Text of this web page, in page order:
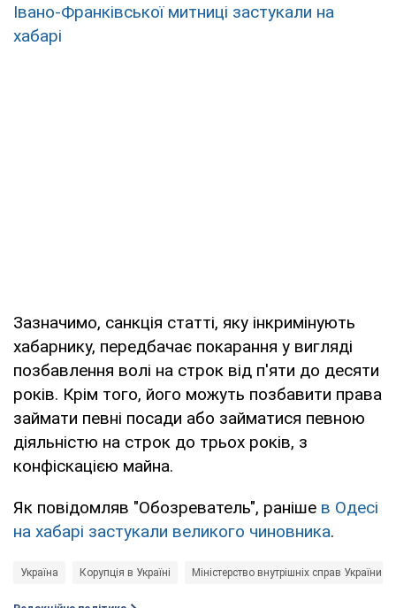
Івано-Франківської митниці застукали на
хабарі
Зазначимо, санкція статті, яку інкримінують
хабарнику, передбачає покарання у вигляді
позбавлення волі на строк від п'яти до десяти
років. Крім того, його можуть позбавити права
займати певні посади або займатися певною
діяльністю на строк до трьох років, з
конфіскацією майна.
Як повідомляв "Обозреватель", раніше в Одесі
на хабарі застукали великого чиновника.
Україна Корупція в Україні Міністерство внутрішніх справ України